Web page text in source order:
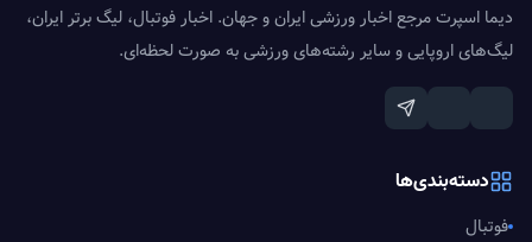
دیما اسپرت مرجع اخبار ورزشی ایران و جهان. اخبار فوتبال، لیگ برتر ایران،
لیگ‌های اروپایی و سایر رشته‌های ورزشی به صورت لحظه‌ای.
دسته‌بندی‌ها
فوتبال